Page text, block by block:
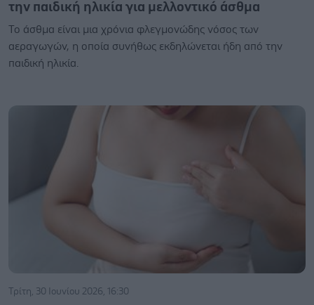
την παιδική ηλικία για μελλοντικό άσθμα
Το άσθμα είναι μια χρόνια φλεγμονώδης νόσος των
αεραγωγών, η οποία συνήθως εκδηλώνεται ήδη από την
παιδική ηλικία.
Τρίτη, 30 Ιουνίου 2026, 16:30